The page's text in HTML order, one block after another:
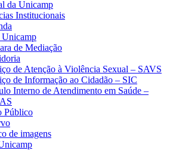
da Unicamp
Institucionais
Unicamp
de Mediação
de Atenção à Violência Sexual – SAVS
de Informação ao Cidadão – SIC
Interno de Atendimento em Saúde –
Público
de imagens